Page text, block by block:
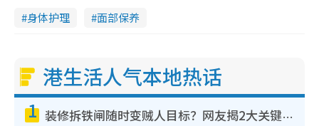
身体护理 面部保养
港生活人气本地热话
1 装修拆铁闸随时变贼人目标？网友揭2大关键用途：装新款等于白装？附新旧铁闸分别